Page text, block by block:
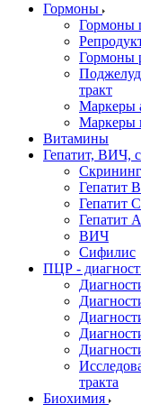
Гормоны
Гормоны
Гормоны
тракт
Маркеры
Маркеры
Витамины
Гепатит, ВИЧ,
Скрининг
Гепатит В
Гепатит С
Гепатит А
ВИЧ
Сифилис
ПЦР -
тракта
Биохимия